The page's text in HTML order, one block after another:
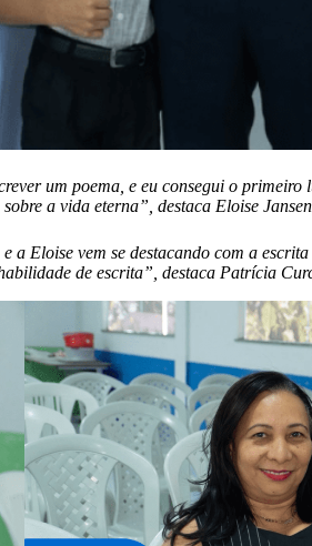
um poema, e eu consegui o
a vida eterna”, destaca Eloise
Eloise vem se destacando com a
de escrita”, destaca Patrícia